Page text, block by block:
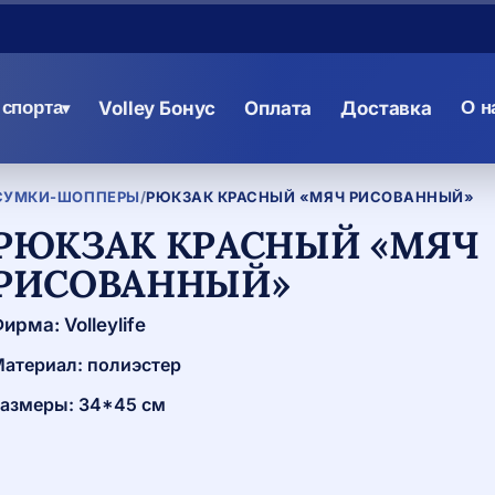
▾ Volley Бонус Оплата Доставка О
ШОППЕРЫ/РЮКЗАК КРАСНЫЙ «МЯЧ РИСОВАННЫЙ»
КРАСНЫЙ «МЯЧ
Volleylife
полиэстер
34*45 см